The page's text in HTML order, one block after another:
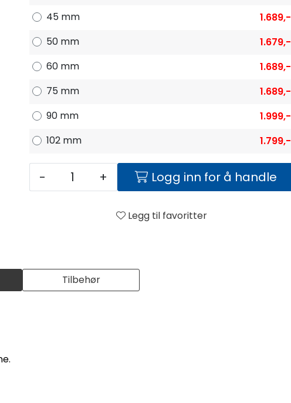
Tilbehør
45 mm
1.689,-
50 mm
1.679,-
60 mm
1.689,-
75 mm
1.689,-
90 mm
1.999,-
102 mm
1.799,-
- + Logg inn for å handle
Legg til favoritter